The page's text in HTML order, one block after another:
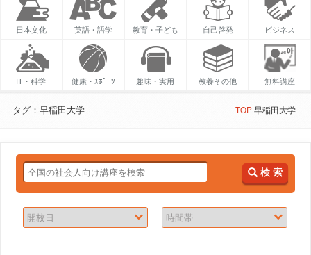
日本文化 英語・語学 教育・子ども 自己啓発 ビジネス
IT・科学 健康・ｽﾎﾟｰﾂ 趣味・実用 教養その他 無料講座
タグ：早稲田大学 TOP早稲田大学
検 索